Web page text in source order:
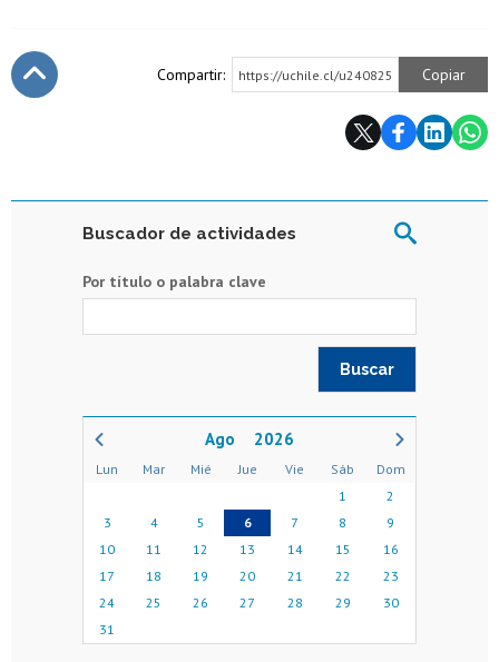
Compartir: https://uchile.cl/u240825 Copiar
Buscador de actividades
Por título o palabra clave
2026
Lun Mar Mié Jue Vie Sáb
Dom
1
2
3
4 5 6 7 8
9
10
11 12 13 14 15
16
17
18 19 20 21 22
23
24
25 26 27 28 29
30
31